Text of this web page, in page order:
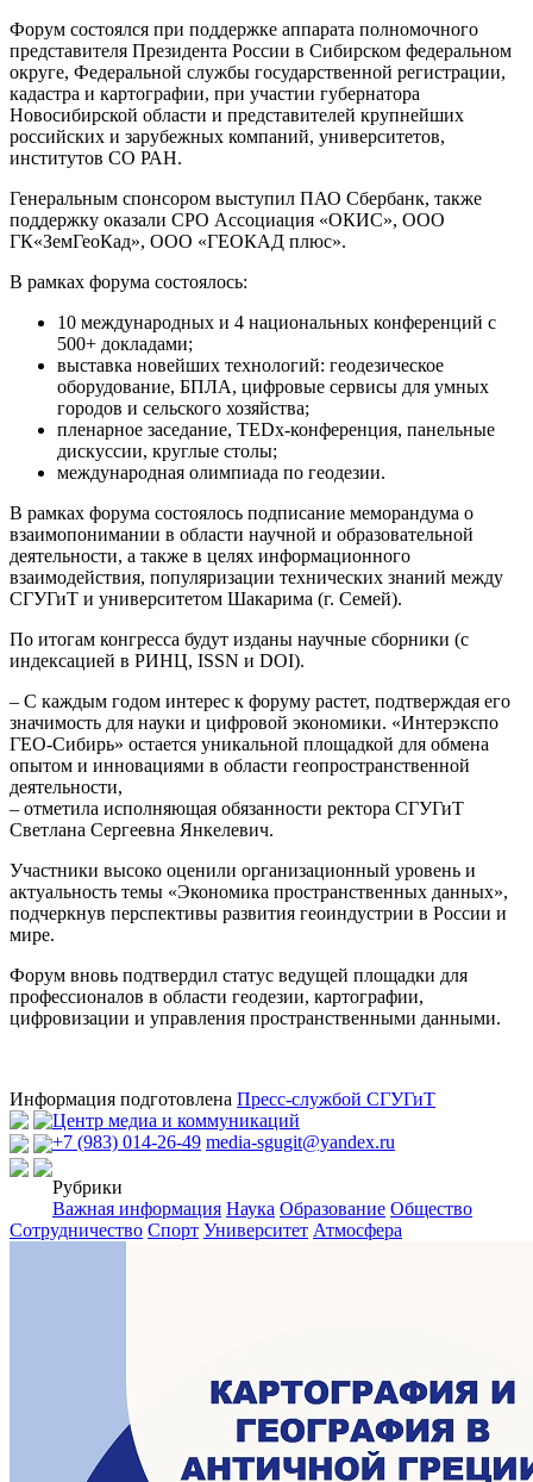
Форум состоялся при поддержке аппарата полномочного
представителя Президента России в Сибирском федеральном
округе, Федеральной службы государственной регистрации,
кадастра и картографии, при участии губернатора
Новосибирской области и представителей крупнейших
российских и зарубежных компаний, университетов,
институтов СО РАН.
Генеральным спонсором выступил ПАО Сбербанк, также
поддержку оказали СРО Ассоциация «ОКИС», ООО
ГК«ЗемГеоКад», ООО «ГЕОКАД плюс».
В рамках форума состоялось:
10 международных и 4 национальных конференций с
500+ докладами;
выставка новейших технологий: геодезическое
оборудование, БПЛА, цифровые сервисы для умных
городов и сельского хозяйства;
пленарное заседание, TEDx-конференция, панельные
дискуссии, круглые столы;
международная олимпиада по геодезии.
В рамках форума состоялось подписание меморандума о
взаимопонимании в области научной и образовательной
деятельности, а также в целях информационного
взаимодействия, популяризации технических знаний между
СГУГиТ и университетом Шакарима (г. Семей).
По итогам конгресса будут изданы научные сборники (с
индексацией в РИНЦ, ISSN и DOI).
– С каждым годом интерес к форуму растет, подтверждая его
значимость для науки и цифровой экономики. «Интерэкспо
ГЕО-Сибирь» остается уникальной площадкой для обмена
опытом и инновациями в области геопространственной
деятельности,
– отметила исполняющая обязанности ректора СГУГиТ
Светлана Сергеевна Янкелевич.
Участники высоко оценили организационный уровень и
актуальность темы «Экономика пространственных данных»,
подчеркнув перспективы развития геоиндустрии в России и
мире.
Форум вновь подтвердил статус ведущей площадки для
профессионалов в области геодезии, картографии,
цифровизации и управления пространственными данными.
Информация подготовлена Пресс-службой СГУГиТ
Центр медиа и коммуникаций
+7 (983) 014-26-49 media-sgugit@yandex.ru
Рубрики
Важная информация Наука Образование Общество
Сотрудничество Спорт Университет Атмосфера